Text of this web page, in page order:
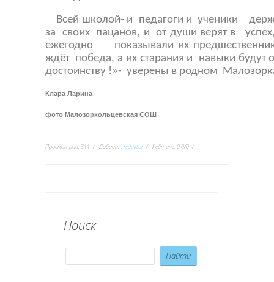
Всей школой- и педагоги и ученики
за своих пацанов, и от души верят в
ежегодно показывали их
ждёт победа, а их старания и навыки будут
достоинству !»- уверены в родном
Клара Ларина
фото Малозоркольцевская СОШ
Просмотров: 311 Добавил:redaktor Рейтинг:0.0/0
Поиск